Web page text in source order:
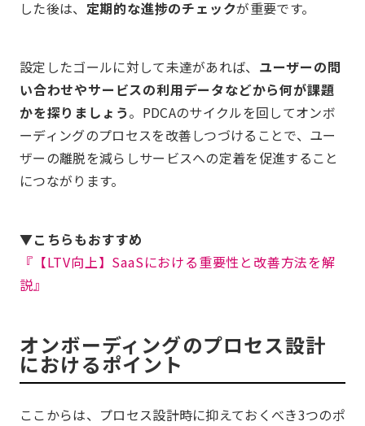
した後は、 定期的な進捗のチェックが重要です。
設定したゴールに対して未達があれば、 ユーザーの問
い合わせやサービスの利用データなどから何が課題
かを探りましょう。PDCAのサイクルを回してオンボ
ーディングのプロセスを改善しつづけることで、ユー
ザーの離脱を減らしサービスへの定着を促進すること
につながります。
▼こちらもおすすめ
『【LTV向上】SaaSにおける重要性と改善方法を解
説』
オンボーディングのプロセス設計
におけるポイント
ここからは、プロセス設計時に抑えておくべき3つのポ